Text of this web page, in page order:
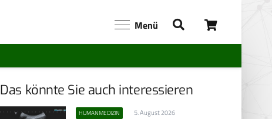
Menü
Das könnte Sie auch interessieren
HUMANMEDIZIN 5. August 2026